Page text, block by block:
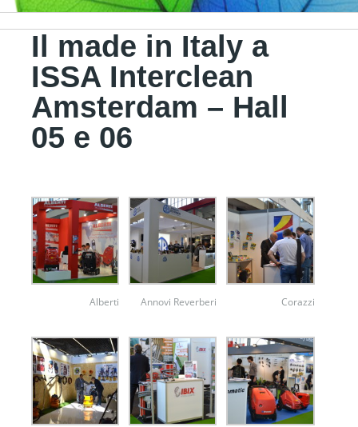
Il made in Italy a
ISSA Interclean
Amsterdam – Hall
05 e 06
Alberti Annovi Reverberi Corazzi